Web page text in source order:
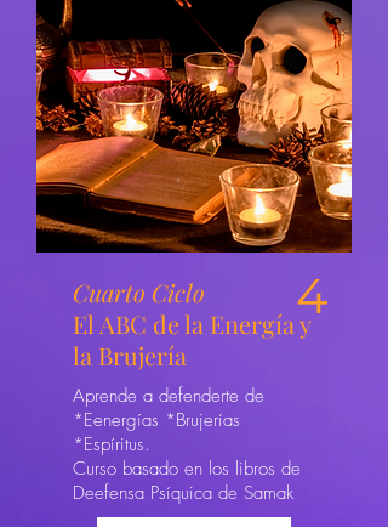
Cuarto Ciclo
El ABC de la Energía y
la Brujería
4
Aprende a defenderte de
*Eenergías *Brujerías
*Espíritus.
Curso basado en los libros de
Deefensa Psíquica de Samak